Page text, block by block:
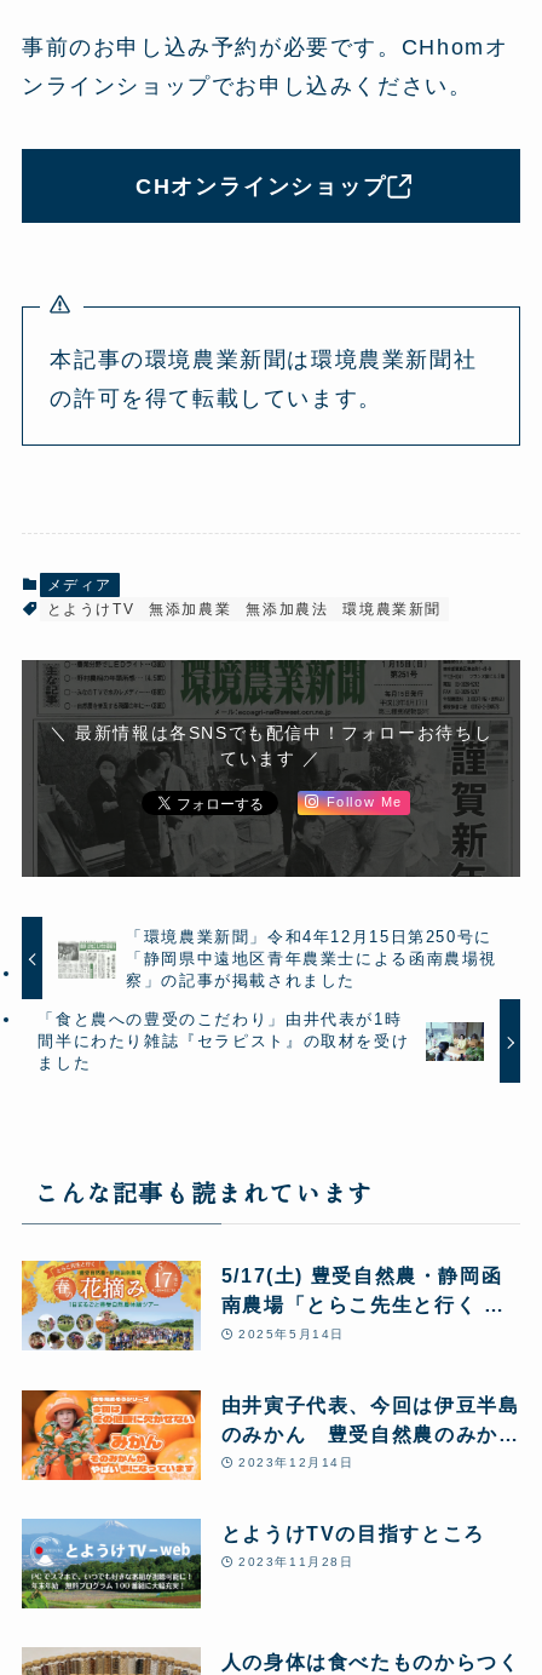
事前のお申し込み予約が必要です。CHhomオ
ンラインショップでお申し込みください。
CHオンラインショップ
本記事の環境農業新聞は環境農業新聞社
の許可を得て転載しています。
メディア
とようけTV
無添加農業 無添加農法 環境農業新聞
＼ 最新情報は各SNSでも配信中！フォローお待ちし
ています ／
Follow Me
「環境農業新聞」令和4年12月15日第250号に
「静岡県中遠地区青年農業士による函南農場視
察」の記事が掲載されました
「食と農への豊受のこだわり」由井代表が1時
間半にわたり雑誌『セラピスト』の取材を受け
ました
こんな記事も読まれています
5/17(土) 豊受自然農・静岡函
南農場「とらこ先生と行く 春
の花摘みツアー」1日まるごと
2025年5月14日
由井寅子代表、今回は伊豆半島
のみかん 豊受自然農のみかん
農場からお送りします♪
2023年12月14日
とようけTVの目指すところ
2023年11月28日
人の身体は食べたものからつく